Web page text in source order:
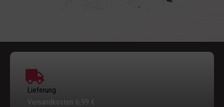
Lieferung
Versandkosten 6,99 €